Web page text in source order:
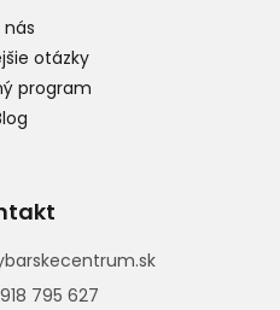
nás
otázky
program
795 627